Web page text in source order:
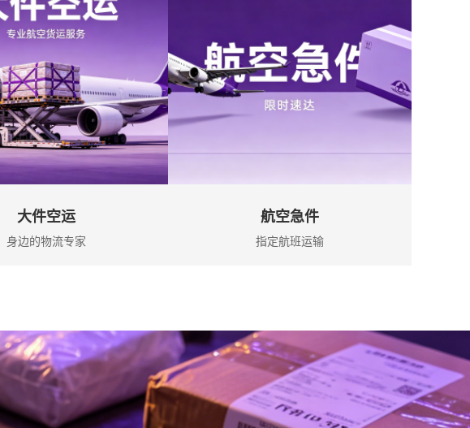
大件空运
身边的物流专家
航空急件
指定航班运输